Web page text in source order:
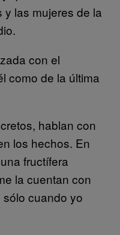
las mujeres de la
con el
como de la última
hablan con
los hechos. En
fructífera
la cuentan con
cuando yo